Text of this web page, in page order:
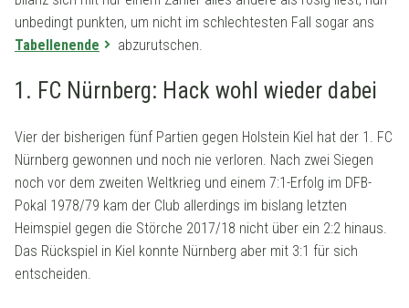
unbedingt punkten, um nicht im schlechtesten Fall sogar ans
Tabellenende
abzurutschen.
1. FC Nürnberg: Hack wohl wieder dabei
Vier der bisherigen fünf Partien gegen Holstein Kiel hat der 1. FC
Nürnberg gewonnen und noch nie verloren. Nach zwei Siegen
noch vor dem zweiten Weltkrieg und einem 7:1-Erfolg im DFB-
Pokal 1978/79 kam der Club allerdings im bislang letzten
Heimspiel gegen die Störche 2017/18 nicht über ein 2:2 hinaus.
Das Rückspiel in Kiel konnte Nürnberg aber mit 3:1 für sich
entscheiden.